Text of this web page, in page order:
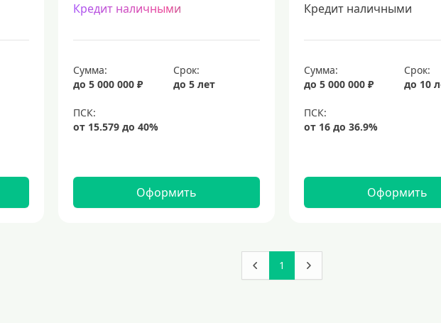
Кредит наличными
Сумма:
до 5 000 000 ₽
Срок:
до 5 лет
Оформить
Кредит наличными
Сумма:
до 5 000 000 ₽
Срок:
до 10
Оформить
1